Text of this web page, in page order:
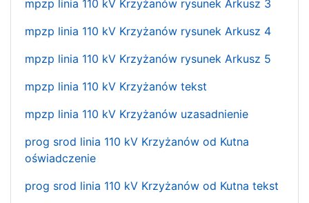
mpzp linia 110 kV Krzyżanów rysunek Arkusz 3
mpzp linia 110 kV Krzyżanów rysunek Arkusz 4
mpzp linia 110 kV Krzyżanów rysunek Arkusz 5
mpzp linia 110 kV Krzyżanów tekst
mpzp linia 110 kV Krzyżanów uzasadnienie
prog srod linia 110 kV Krzyżanów od Kutna
oświadczenie
prog srod linia 110 kV Krzyżanów od Kutna tekst